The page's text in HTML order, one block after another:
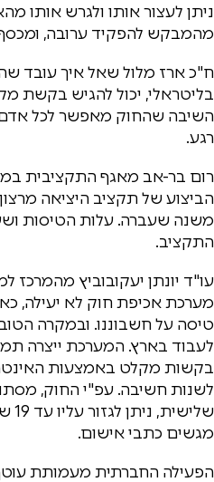
ניתן לעצור אותו ולגרש אותו
מהמבקש להפקיד ערובה,
ח"כ ארז מלול שאל איך עובד
בליטראלי, יכול להגיש בקשת
השיבה שהחוק מאפשר לכל
רגע.
רום בר-אב מאגף התקציבית
הביצוע של תקציב היציאה
משנה שעברה. עלות הטיסות
התקציב.
עו"ד יונתן יעקובוביץ מהמרכז
מערכת אכיפת חוק לא יעילה,
טיסה על חשבוננו. ובמקרה
לעבוד בארץ. המערכת ייצרה
בקשות מקלט באמצעות
לשנות חשיבה. עפ"י החוק,
מגשים כתבי אישום.
הפעילה החברתית מעמותת